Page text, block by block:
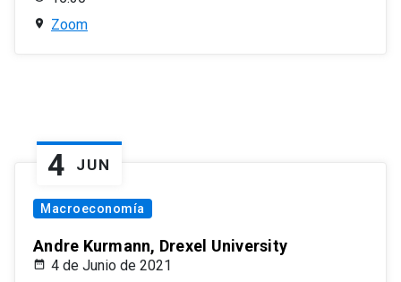
Zoom
4 JUN
Macroeconomía
Andre Kurmann, Drexel University
4 de Junio de 2021